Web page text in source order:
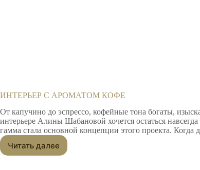
ИНТЕРЬЕР С АРОМАТОМ КОФЕ
От капучино до эспрессо, кофейные тона богаты,
интерьере Алины Шабановой хочется остаться
гамма стала основной концепции этого проекта. Когда
Читать далее
ИНТЕРЬЕР